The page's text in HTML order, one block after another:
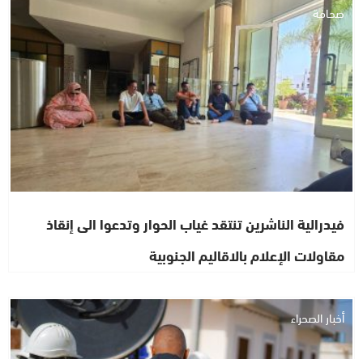
صحافة
فيدرالية الناشرين تنتقد غياب الحوار وتدعوا الى إنقاذ
مقاولات الإعلام بالاقاليم الجنوبية
أخبار الصحراء